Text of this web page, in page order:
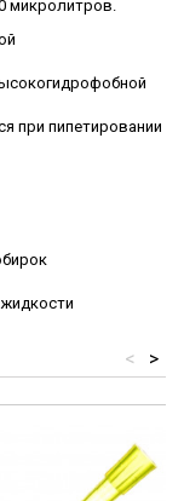
микролитров.
при пипетировании
>
<